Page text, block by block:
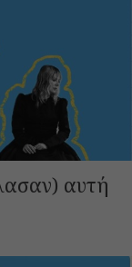
αυτή